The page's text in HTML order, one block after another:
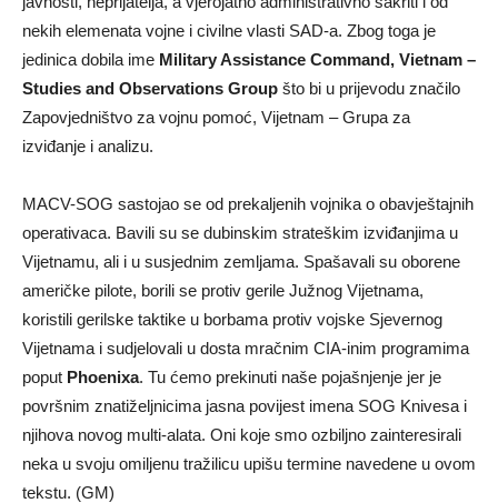
nekih elemenata vojne i civilne vlasti SAD-a. Zbog toga je
jedinica dobila ime Military Assistance Command, Vietnam –
Studies and Observations Group što bi u prijevodu značilo
Zapovjedništvo za vojnu pomoć, Vijetnam – Grupa za
izviđanje i analizu.
MACV-SOG sastojao se od prekaljenih vojnika o obavještajnih
operativaca. Bavili su se dubinskim strateškim izviđanjima u
Vijetnamu, ali i u susjednim zemljama. Spašavali su oborene
američke pilote, borili se protiv gerile Južnog Vijetnama,
koristili gerilske taktike u borbama protiv vojske Sjevernog
Vijetnama i sudjelovali u dosta mračnim CIA-inim programima
poput Phoenixa. Tu ćemo prekinuti naše pojašnjenje jer je
površnim znatiželjnicima jasna povijest imena SOG Knivesa i
njihova novog multi-alata. Oni koje smo ozbiljno zainteresirali
neka u svoju omiljenu tražilicu upišu termine navedene u ovom
tekstu. (GM)